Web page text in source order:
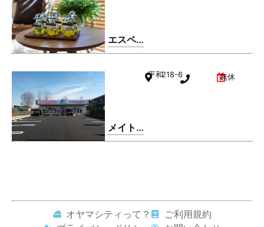
エスペ
ランサ
メイト
ドリー
平和218-6 無休
オヤマシティって？
ご利用規約